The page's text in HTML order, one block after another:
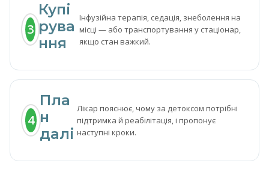
3
Купі
рува
ння
Інфузійна терапія, седація, знеболення на
місці — або транспортування у стаціонар,
якщо стан важкий.
4
Пла
н
далі
Лікар пояснює, чому за детоксом потрібні
підтримка й реабілітація, і пропонує
наступні кроки.